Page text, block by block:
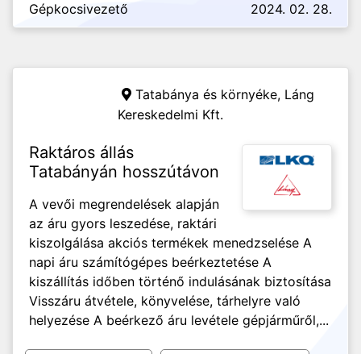
Gépkocsivezető 2024. 02. 28.
Tatabánya és környéke, Láng
Kereskedelmi Kft.
Raktáros állás
Tatabányán hosszútávon
A vevői megrendelések alapján
az áru gyors leszedése, raktári
kiszolgálása akciós termékek menedzselése A
napi áru számítógépes beérkeztetése A
kiszállítás időben történő indulásának biztosítása
Visszáru átvétele, könyvelése, tárhelyre való
helyezése A beérkező áru levétele gépjárműről,...